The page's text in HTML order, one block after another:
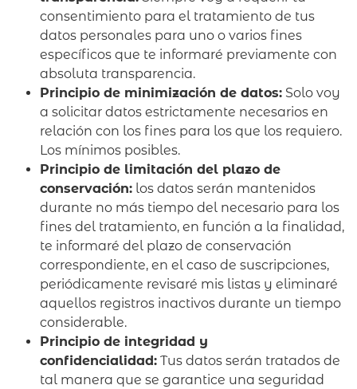
consentimiento para el tratamiento de tus
datos personales para uno o varios fines
específicos que te informaré previamente con
absoluta transparencia.
Principio de minimización de datos: Solo voy
a solicitar datos estrictamente necesarios en
relación con los fines para los que los requiero.
Los mínimos posibles.
Principio de limitación del plazo de
conservación: los datos serán mantenidos
durante no más tiempo del necesario para los
fines del tratamiento, en función a la finalidad,
te informaré del plazo de conservación
correspondiente, en el caso de suscripciones,
periódicamente revisaré mis listas y eliminaré
aquellos registros inactivos durante un tiempo
considerable.
Principio de integridad y
confidencialidad: Tus datos serán tratados de
tal manera que se garantice una seguridad